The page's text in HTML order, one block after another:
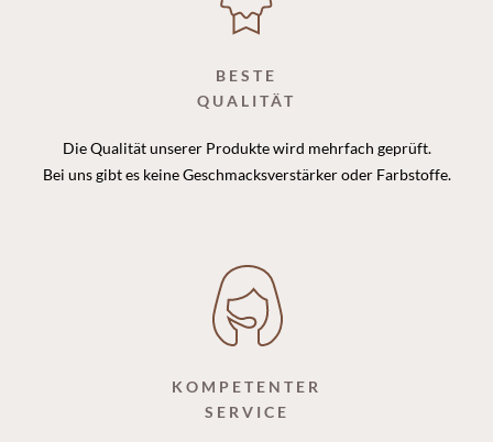
BESTE
QUALITÄT
Die Qualität unserer Produkte wird mehrfach geprüft.
Bei uns gibt es keine Geschmacksverstärker oder Farbstoffe.
KOMPETENTER
SERVICE